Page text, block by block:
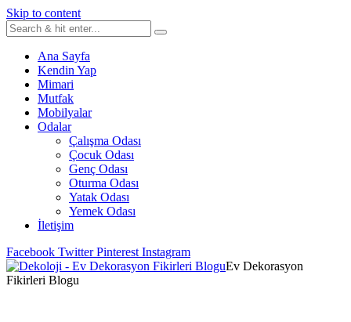
Skip to content
Ana Sayfa
Kendin Yap
Mimari
Mutfak
Mobilyalar
Odalar
Çalışma Odası
Çocuk Odası
Genç Odası
Oturma Odası
Yatak Odası
Yemek Odası
İletişim
Facebook Twitter Pinterest Instagram
Ev Dekorasyon
Fikirleri Blogu